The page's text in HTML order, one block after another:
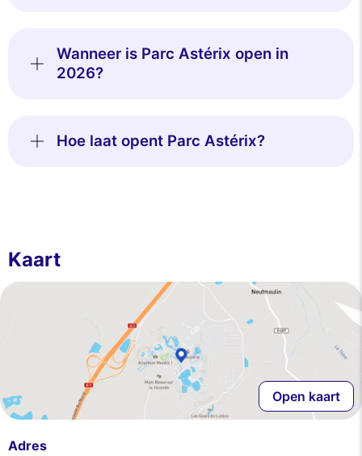
Wanneer is Parc Astérix open in
2026?
Hoe laat opent Parc Astérix?
Kaart
Open kaart
Adres